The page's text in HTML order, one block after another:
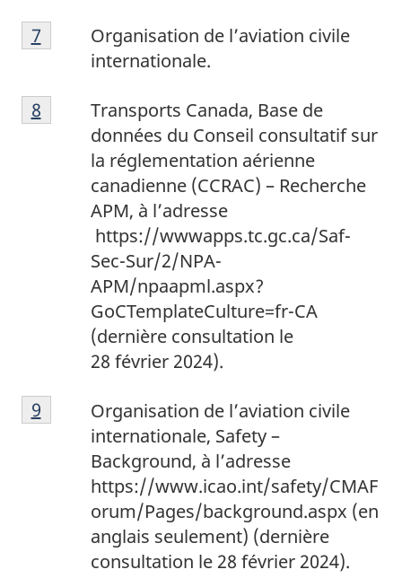
7
Organisation de l’aviation civile
internationale.
Return to footnote
7 referrer
8
Transports Canada, Base de
données du Conseil consultatif sur
la réglementation aérienne
canadienne (CCRAC) – Recherche
APM, à l’adresse
https://wwwapps.tc.gc.ca/Saf-
Sec-Sur/2/NPA-
APM/npaapml.aspx?
GoCTemplateCulture=fr-CA
(dernière consultation le
28 février 2024).
Return to footnote
8 referrer
9
Organisation de l’aviation civile
internationale, Safety –
Background, à l’adresse
https://www.icao.int/safety/CMAF
orum/Pages/background.aspx (en
anglais seulement) (dernière
consultation le 28 février 2024).
Return to footnote
9 referrer